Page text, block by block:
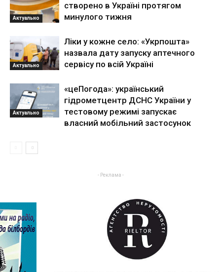
Актуально
створено в Україні протягом
минулого тижня
Актуально
Ліки у кожне село: «Укрпошта»
назвала дату запуску аптечного
сервісу по всій Україні
Актуально
«цеПогода»: український
гідрометцентр ДСНС України у
тестовому режимі запускає
власний мобільний застосунок
- Реклама -